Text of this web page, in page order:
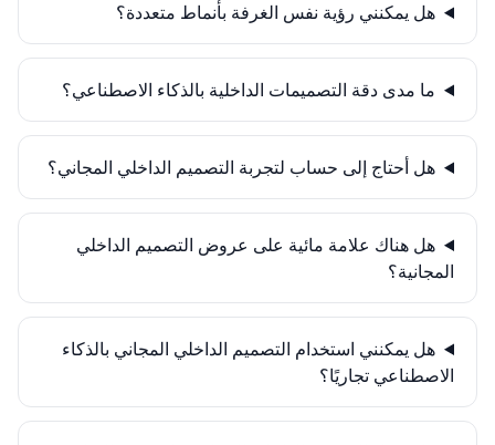
هل يمكنني رؤية نفس الغرفة بأنماط متعددة؟
ما مدى دقة التصميمات الداخلية بالذكاء الاصطناعي؟
هل أحتاج إلى حساب لتجربة التصميم الداخلي المجاني؟
هل هناك علامة مائية على عروض التصميم الداخلي
المجانية؟
هل يمكنني استخدام التصميم الداخلي المجاني بالذكاء
الاصطناعي تجاريًا؟